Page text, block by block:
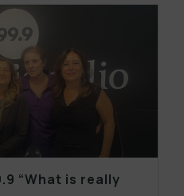
“What is really